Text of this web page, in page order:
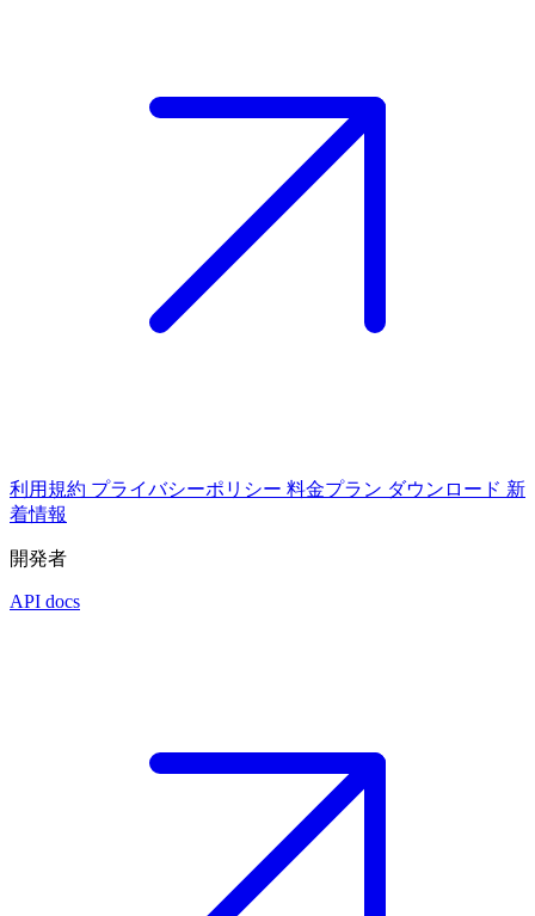
利用規約 プライバシーポリシー 料金プラン ダウンロード 新
着情報
開発者
API docs